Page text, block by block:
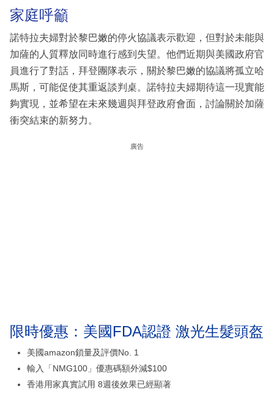
家庭呼籲
諾特拉夫婦對於黎巴嫩的停火協議表示歡迎，但對於未能與
加薩的人質釋放同時進行感到失望。他們近期與美國政府官
員進行了對話，拜登團隊表示，關於黎巴嫩的協議將孤立哈
馬斯，可能促使其重返談判桌。諾特拉夫婦期待這一現實能
夠實現，並希望在未來幾週與拜登政府會面，討論關於加薩
衝突結束的新努力。
廣告
限時優惠：美國FDA認證 激光生髮頭盔
美國amazon鎖量及評價No. 1
輸入「NMG100」優惠碼額外減$100
香港用家真實試用 8週後效果已經顯著